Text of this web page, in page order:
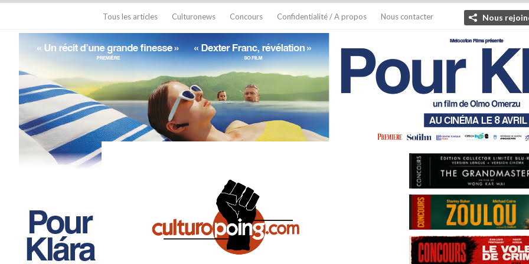
Tous les articles Culturonews Concours Confidentialité / A propos Nous contacter Nous